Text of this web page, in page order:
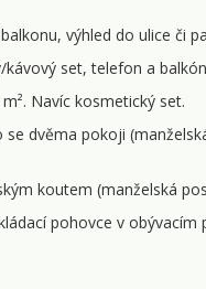
výhled do ulice či
set, telefon a
Navíc kosmetický set.
dvěma pokoji
koutem (manželská
pohovce v obývacím